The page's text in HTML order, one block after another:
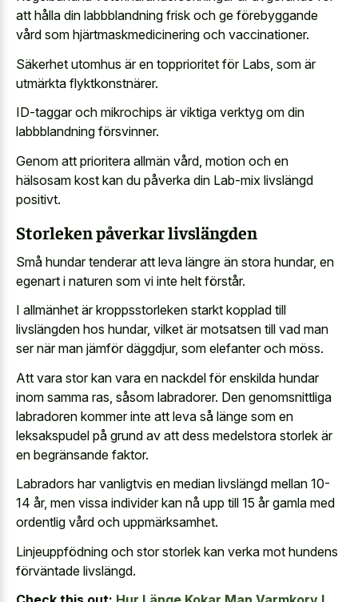
att hålla din labbblandning frisk och ge förebyggande
vård som hjärtmaskmedicinering och vaccinationer.
Säkerhet utomhus är en topprioritet för Labs, som är
utmärkta flyktkonstnärer.
ID-taggar och mikrochips är viktiga verktyg om din
labbblandning försvinner.
Genom att prioritera allmän vård, motion och en
hälsosam kost kan du påverka din Lab-mix livslängd
positivt.
Storleken påverkar livslängden
Små hundar tenderar att leva längre än stora hundar, en
egenart i naturen som vi inte helt förstår.
I allmänhet är kroppsstorleken starkt kopplad till
livslängden hos hundar, vilket är motsatsen till vad man
ser när man jämför däggdjur, som elefanter och möss.
Att vara stor kan vara en nackdel för enskilda hundar
inom samma ras, såsom labradorer. Den genomsnittliga
labradoren kommer inte att leva så länge som en
leksakspudel på grund av att dess medelstora storlek är
en begränsande faktor.
Labradors har vanligtvis en median livslängd mellan 10-
14 år, men vissa individer kan nå upp till 15 år gamla med
ordentlig vård och uppmärksamhet.
Linjeuppfödning och stor storlek kan verka mot hundens
förväntade livslängd.